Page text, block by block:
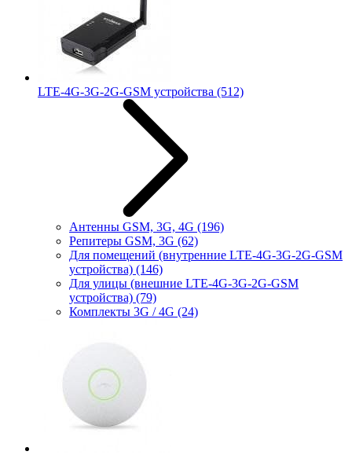
LTE-4G-3G-2G-GSM устройства (512)
Антенны GSM, 3G, 4G (196)
Репитеры GSM, 3G (62)
Для помещений (внутренние LTE-4G-3G-2G-GSM
устройства) (146)
Для улицы (внешние LTE-4G-3G-2G-GSM
устройства) (79)
Комплекты 3G / 4G (24)